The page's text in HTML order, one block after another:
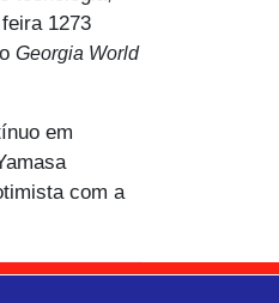
1273
Georgia World
em
com a